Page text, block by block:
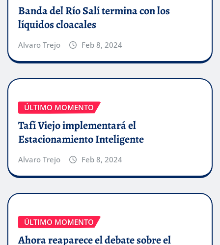
Banda del Río Salí termina con los
líquidos cloacales
Alvaro Trejo Feb 8, 2024
ÚLTIMO MOMENTO
Tafí Viejo implementará el
Estacionamiento Inteligente
Alvaro Trejo Feb 8, 2024
ÚLTIMO MOMENTO
Ahora reaparece el debate sobre el